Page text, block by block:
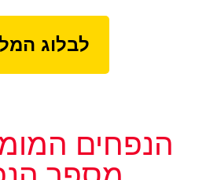
לבלוג
הנפחים